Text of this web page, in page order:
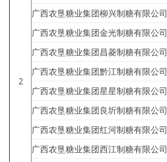
2
广西农垦糖业集团柳兴制糖有限公司
广西农垦糖业集团金光制糖有限公司
广西农垦糖业集团昌菱制糖有限公司
广西农垦糖业集团黔江制糖有限公司
广西农垦糖业集团星星制糖有限公司
广西农垦糖业集团良圻制糖有限公司
广西农垦糖业集团红河制糖有限公司
广西农垦糖业集团西江制糖有限公司